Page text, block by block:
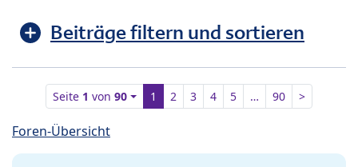
Beiträge filtern und sortieren
Seite 1 von90 1 2 3 4 5 … 90 >
Foren-Übersicht